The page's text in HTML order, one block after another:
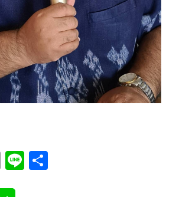
C Li